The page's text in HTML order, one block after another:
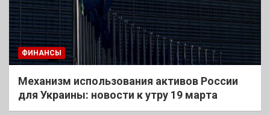
ФИНАНСЫ
Механизм использования активов России
для Украины: новости к утру 19 марта